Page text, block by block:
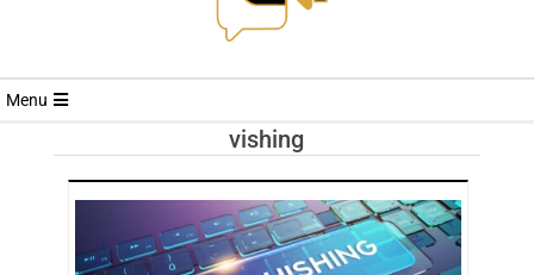
RIVISTA
TRENDS
Menu
vishing